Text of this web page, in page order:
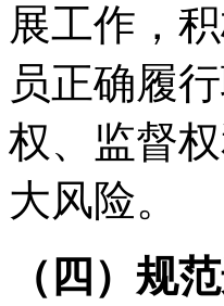
展工作，
员正确履
权、监督
大风险。
（四）规